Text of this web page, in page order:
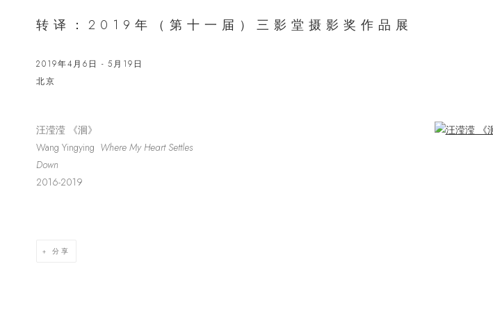
转译：2019年（第十一届）三影堂摄影奖作品展
2019年4月6日 - 5月19日
北京
Open a larger version of the following image in a popup:
汪滢滢 《洄》
Wang Yingying Where My Heart Settles
Down
2016-2019
分享